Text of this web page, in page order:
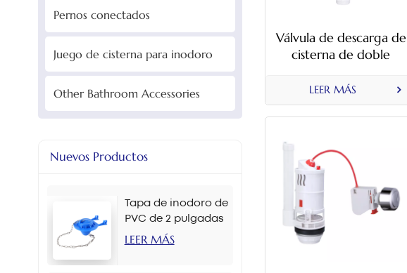
Pernos conectados
Juego de cisterna para inodoro
Other Bathroom Accessories
Nuevos Productos
Tapa de inodoro de
PVC de 2 pulgadas
en varios colores
LEER MÁS
Válvula de descarga de
cisterna de doble
elevado para inodoros
divididos con tanque
cerámico alto.
LEER MÁS